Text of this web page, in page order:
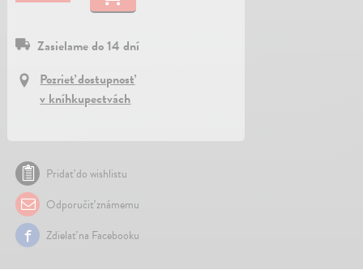
Zasielame do 14 dní
Pozrieť dostupnosť
v kníhkupectvách
Pridať do wishlistu
Odporučiť známemu
Zdielať na Facebooku